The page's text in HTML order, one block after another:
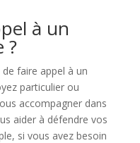
à un
?
faire appel à un
particulier ou
accompagner dans
aider à défendre vos
si vous avez besoin